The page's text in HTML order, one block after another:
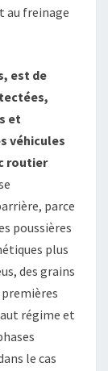
au freinage
est de
et
véhicules
routier
parce
poussières
plus
des grains
régime et
le cas